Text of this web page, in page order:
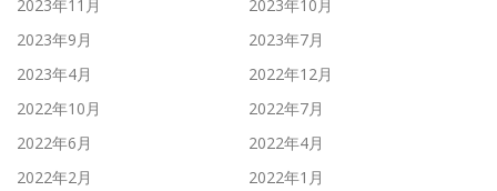
2023年11月
2023年10月
2023年9月
2023年7月
2023年4月
2022年12月
2022年10月
2022年7月
2022年6月
2022年4月
2022年2月
2022年1月